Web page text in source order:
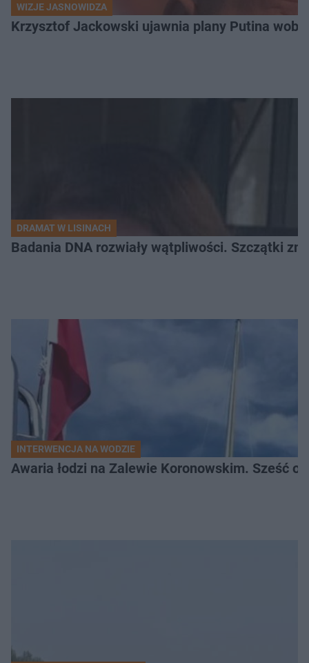
WIZJE JASNOWIDZA
Krzysztof Jackowski ujawnia plany Putina
DRAMAT W LISINACH
Badania DNA rozwiały wątpliwości. Szczątki
INTERWENCJA NA WODZIE
Awaria łodzi na Zalewie Koronowskim. Sześć